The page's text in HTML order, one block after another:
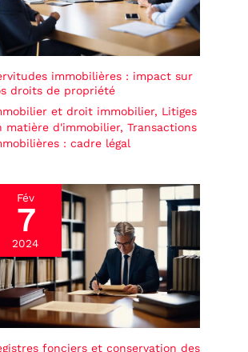
immobilières : impact sur
droits de propriété
et droit immobilier, Litiges
matière d'immobilier, Transactions
: cadre légal
Fév
7
2024
fonciers et conservation des